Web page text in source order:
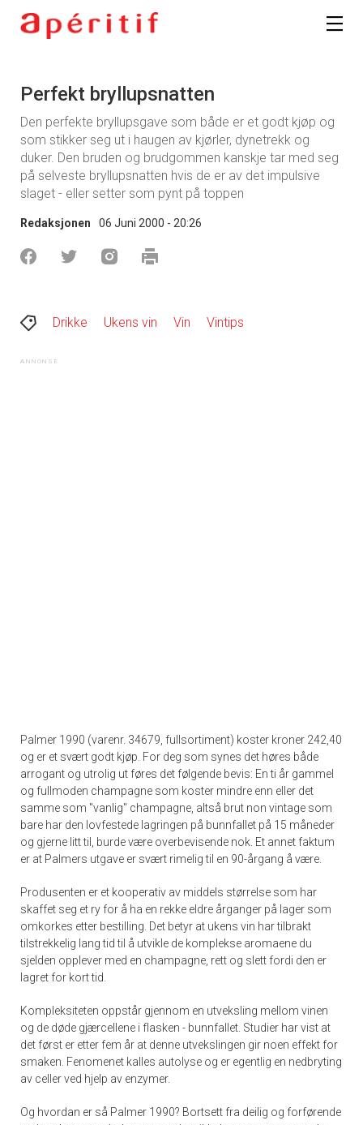
Perfekt bryllupsnatten
Den perfekte bryllupsgave som både er et godt kjøp og
som stikker seg ut i haugen av kjørler, dynetrekk og
duker. Den bruden og brudgommen kanskje tar med seg
på selveste bryllupsnatten hvis de er av det impulsive
slaget - eller setter som pynt på toppen
Redaksjonen 06 Juni 2000 - 20:26
Drikke Ukens vin Vin Vintips
Palmer 1990 (varenr. 34679, fullsortiment) koster kroner 242,40
og er et svært godt kjøp. For deg som synes det høres både
arrogant og utrolig ut føres det følgende bevis: En ti år gammel
og fullmoden champagne som koster mindre enn eller det
samme som "vanlig" champagne, altså brut non vintage som
bare har den lovfestede lagringen på bunnfallet på 15 måneder
og gjerne litt til, burde være overbevisende nok. Et annet faktum
er at Palmers utgave er svært rimelig til en 90-årgang å være.
Produsenten er et kooperativ av middels størrelse som har
skaffet seg et ry for å ha en rekke eldre årganger på lager som
omkorkes etter bestilling. Det betyr at ukens vin har tilbrakt
tilstrekkelig lang tid til å utvikle de komplekse aromaene du
sjelden opplever med en champagne, rett og slett fordi den er
lagret for kort tid.
Kompleksiteten oppstår gjennom en utveksling mellom vinen
og de døde gjærcellene i flasken - bunnfallet. Studier har vist at
det først er etter fem år at denne utvekslingen gir noen effekt for
smaken. Fenomenet kalles autolyse og er egentlig en nedbryting
av celler ved hjelp av enzymer.
Og hvordan er så Palmer 1990? Bortsett fra deilig og forførende